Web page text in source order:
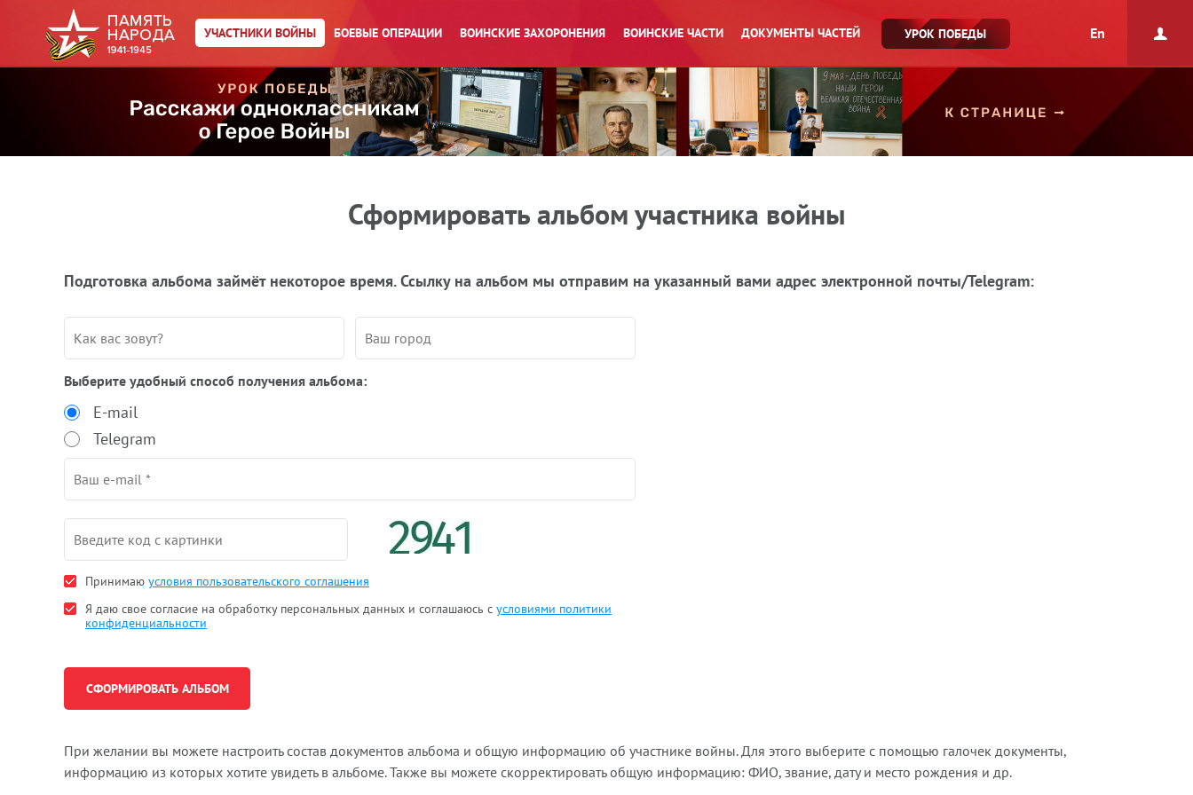
УЧАСТНИКИ ВОЙНЫ БОЕВЫЕ ОПЕРАЦИИ ВОИНСКИЕ ЗАХОРОНЕНИЯ ВОИНСКИЕ ЧАСТИ ДОКУМЕНТЫ ЧАСТЕЙ УРОК ПОБЕДЫ En
Сформировать альбом участника войны
Подготовка альбома займёт некоторое время. Ссылку на альбом мы отправим на указанный вами адрес электронной почты/Telegram:
Выберите удобный способ получения альбома:
E-mail
Telegram
Принимаю условия пользовательского соглашения
Я даю свое согласие на обработку персональных данных и соглашаюсь с условиями политики
конфиденциальности
При желании вы можете настроить состав документов альбома и общую информацию об участнике войны. Для этого выберите с помощью галочек документы,
информацию из которых хотите увидеть в альбоме. Также вы можете скорректировать общую информацию: ФИО, звание, дату и место рождения и др.